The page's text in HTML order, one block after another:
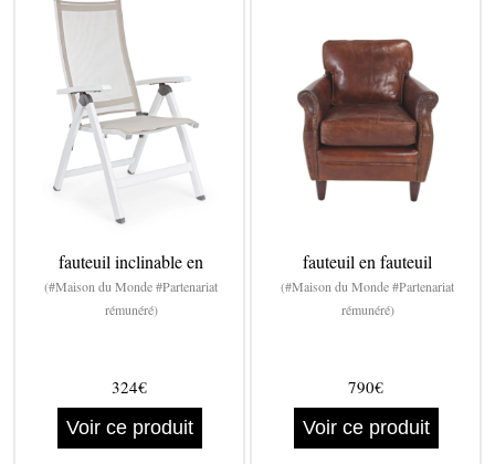
fauteuil inclinable en
(#Maison du Monde #Partenariat
rémunéré)
324€
Voir ce produit
fauteuil en fauteuil
(#Maison du Monde #Partenariat
rémunéré)
790€
Voir ce produit